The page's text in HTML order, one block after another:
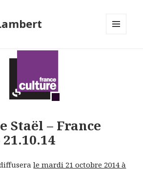
Staël – France
le mardi 21 octobre 2014 à